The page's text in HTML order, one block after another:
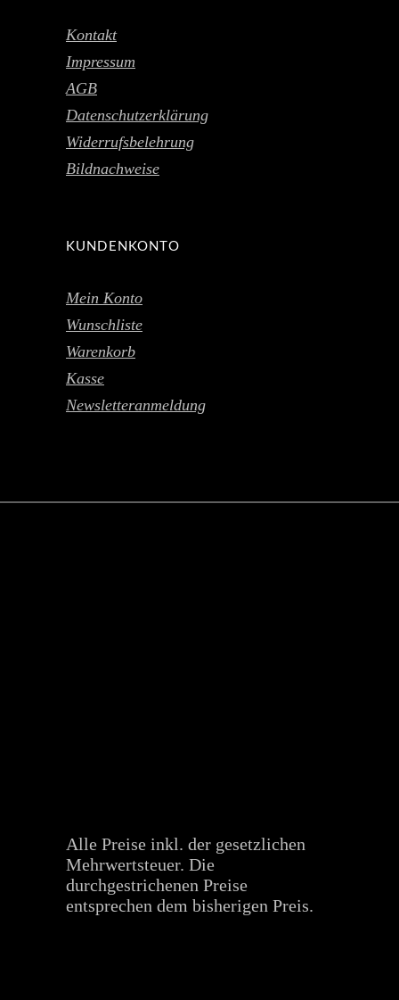
Kontakt
Impressum
AGB
Datenschutzerklärung
Widerrufsbelehrung
Bildnachweise
KUNDENKONTO
Mein Konto
Wunschliste
Warenkorb
Kasse
Newsletteranmeldung
Alle Preise inkl. der gesetzlichen
Mehrwertsteuer. Die
durchgestrichenen Preise
entsprechen dem bisherigen Preis.